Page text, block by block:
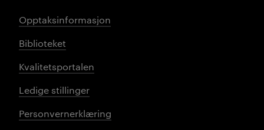
Opptaksinformasjon
Biblioteket
Kvalitetsportalen
Ledige stillinger
Personvernerklæring